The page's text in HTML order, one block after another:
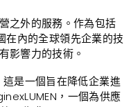
之外的服務。作為包括
內的全球領先企業的技
影響力的技術。
這是一個旨在降低企業進
，一個為供應